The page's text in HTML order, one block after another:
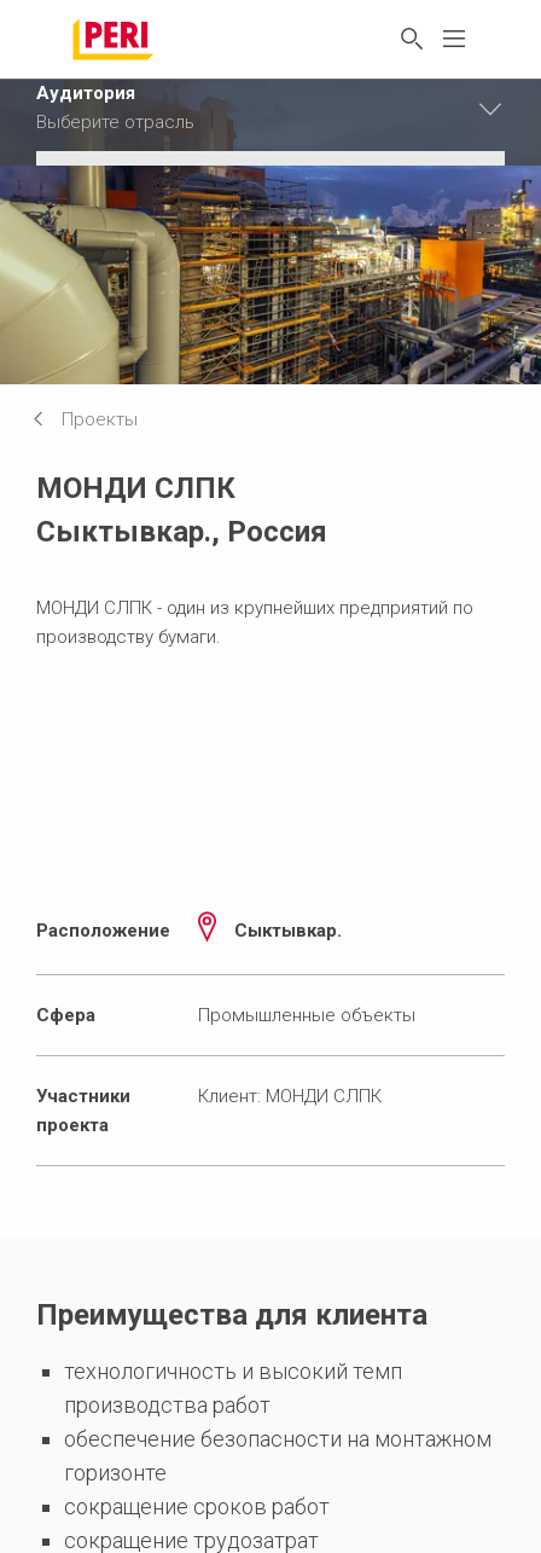
Проекты
МОНДИ СЛПК
Сыктывкар., Россия
МОНДИ СЛПК - один из крупнейших предприятий по
производству бумаги.
Расположение Сыктывкар.
Сфера Промышленные объекты
Участники
проекта
Клиент: МОНДИ СЛПК
Преимущества для клиента
технологичность и высокий темп
производства работ
обеспечение безопасности на монтажном
горизонте
сокращение сроков работ
сокращение трудозатрат
Аудитория
Выберите отрасль
Аудитория
Промышленность
Аудитория
Строительство
Сбросить фильтр